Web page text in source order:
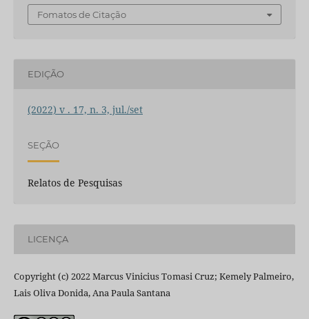
Fomatos de Citação
EDIÇÃO
(2022) v . 17, n. 3, jul./set
SEÇÃO
Relatos de Pesquisas
LICENÇA
Copyright (c) 2022 Marcus Vinicius Tomasi Cruz; Kemely Palmeiro,
Lais Oliva Donida, Ana Paula Santana